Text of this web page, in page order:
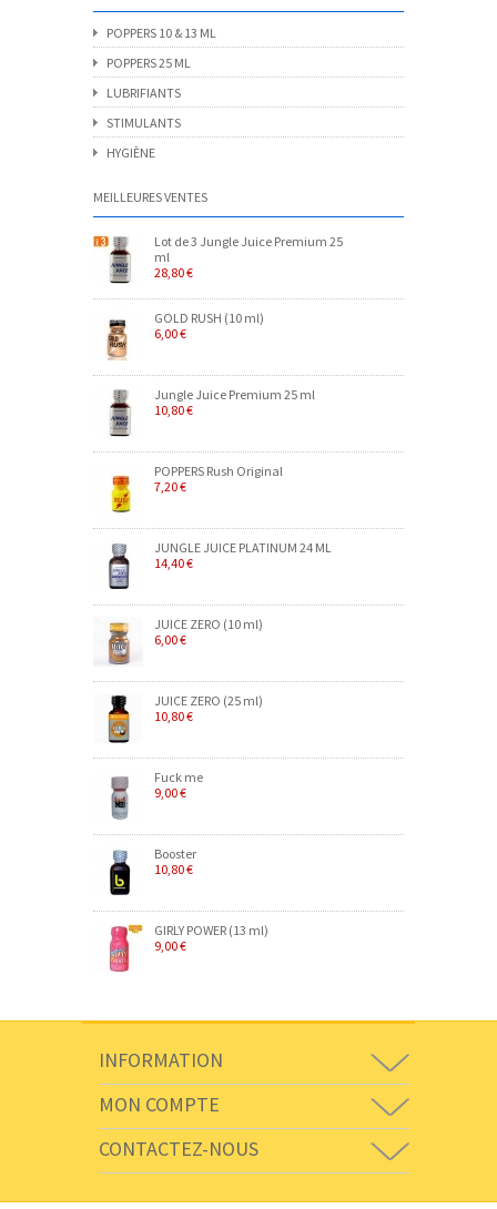
POPPERS 10 & 13 ML
POPPERS 25 ML
LUBRIFIANTS
STIMULANTS
HYGIÈNE
MEILLEURES VENTES
Lot de 3 Jungle Juice Premium 25
ml
28,80 €
GOLD RUSH (10 ml)
6,00 €
Jungle Juice Premium 25 ml
10,80 €
POPPERS Rush Original
7,20 €
JUNGLE JUICE PLATINUM 24 ML
14,40 €
JUICE ZERO (10 ml)
6,00 €
JUICE ZERO (25 ml)
10,80 €
Fuck me
9,00 €
Booster
10,80 €
GIRLY POWER (13 ml)
9,00 €
INFORMATION
MON COMPTE
CONTACTEZ-NOUS